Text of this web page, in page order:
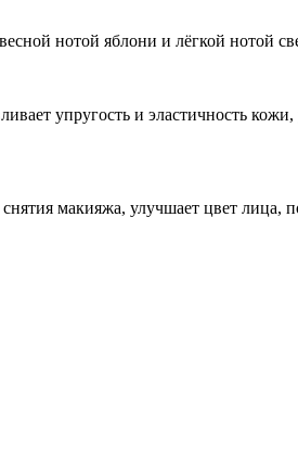
нотой яблони и лёгкой нотой
упругость и эластичность
макияжа, улучшает цвет лица,